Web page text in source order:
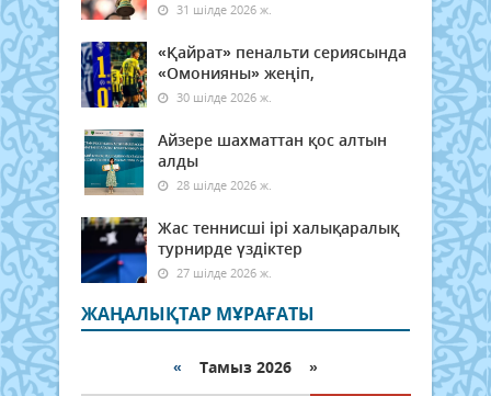
31 шілде 2026 ж.
«Қайрат» пенальти сериясында
«Омонияны» жеңіп,
30 шілде 2026 ж.
Айзере шахматтан қос алтын
алды
28 шілде 2026 ж.
Жас теннисші ірі халықаралық
турнирде үздіктер
27 шілде 2026 ж.
ЖАҢАЛЫҚТАР МҰРАҒАТЫ
« Тамыз 2026 »